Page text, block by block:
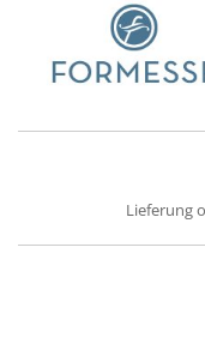
Lieferung